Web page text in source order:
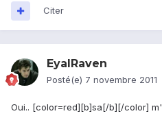
Citer
EyalRaven
Posté(e) 7 novembre 2011
Oui.. [color=red][b]sa[/b][/color]